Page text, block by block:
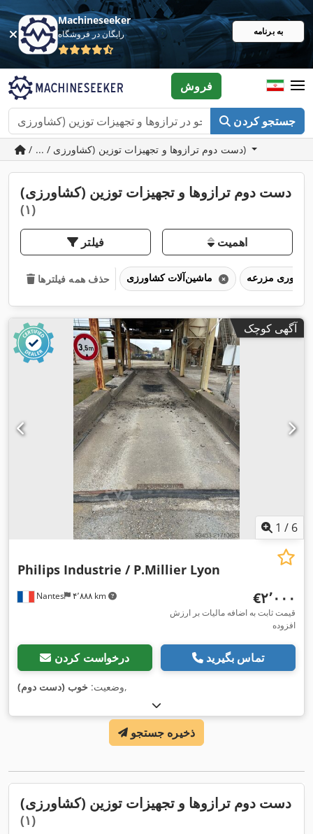
Machineseeker
رایگان در فروشگاه به برنامه
جستجو کردن
فروش
/ ... / دست دوم ترازوها و تجهیزات توزین (کشاورزی)
دست دوم ترازوها و تجهیزات توزین (کشاورزی)
(۱)
فیلتر اهمیت
حذف همه فیلترها
آگهی کوچک
1 / 6
Nantes ۴٬۸۸۸ km
Philips Industrie / P.Millier Lyon
‎€۲٬۰۰۰
قیمت ثابت به اضافه مالیات بر ارزش
افزوده
درخواست کردن تماس بگیرید
وضعیت: خوب (دست دوم) ,
ذخیره جستجو
دست دوم ترازوها و تجهیزات توزین (کشاورزی)
(۱)